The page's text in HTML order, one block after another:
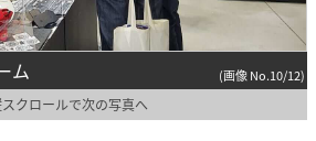
ム (画像 No.10/12)
クロールで次の写真へ